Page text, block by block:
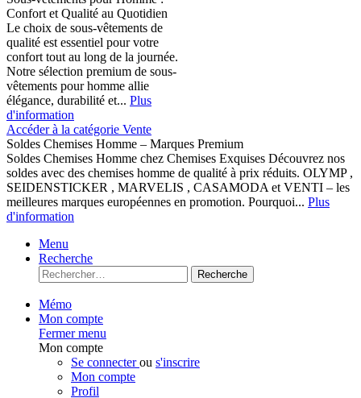
Confort et Qualité au Quotidien
Le choix de sous-vêtements de
qualité est essentiel pour votre
confort tout au long de la journée.
Notre sélection premium de sous-
vêtements pour homme allie
élégance, durabilité et... Plus
d'information
Accéder à la catégorie Vente
Soldes Chemises Homme – Marques Premium
Soldes Chemises Homme chez Chemises Exquises Découvrez nos
soldes avec des chemises homme de qualité à prix réduits. OLYMP ,
SEIDENSTICKER , MARVELIS , CASAMODA et VENTI – les
meilleures marques européennes en promotion. Pourquoi... Plus
d'information
Menu
Recherche
Recherche
Mémo
Mon compte
Fermer menu
Mon compte
Se connecterou s'inscrire
Mon compte
Profil